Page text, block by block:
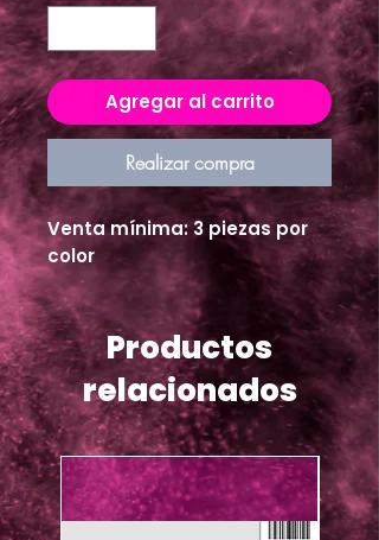
Agregar al carrito
Realizar compra
Venta mínima: 3 piezas por
color
Productos
relacionados